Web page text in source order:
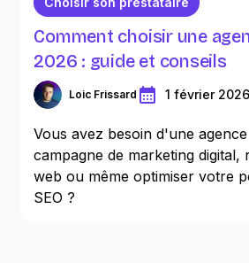
Comment choisir une
2026 : guide et conseils
Loic Frissard 1 février 2026
Vous avez besoin d'une
campagne de marketing digital,
web ou même optimiser votre
SEO ?